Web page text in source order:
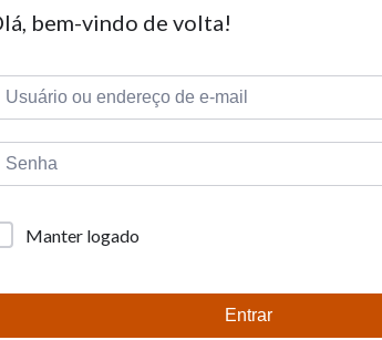
bem-vindo de volta!
Manter logado
Entrar